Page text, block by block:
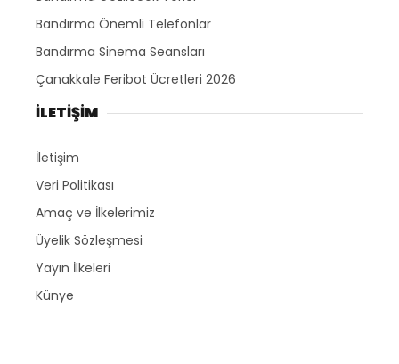
Bandırma Önemli Telefonlar
Bandırma Sinema Seansları
Çanakkale Feribot Ücretleri 2026
İLETİŞİM
İletişim
Veri Politikası
Amaç ve İlkelerimiz
Üyelik Sözleşmesi
Yayın İlkeleri
Künye